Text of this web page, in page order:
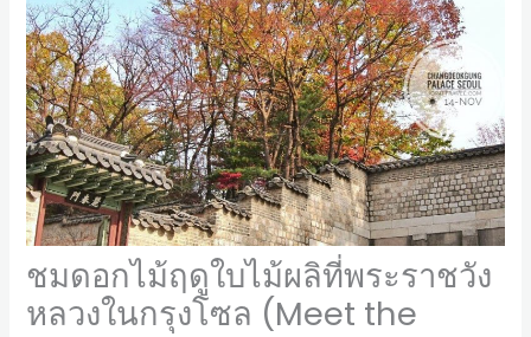
ชมดอกไม้ฤดูใบไม้ผลิที่พระราชวัง
หลวงในกรุงโซล (Meet the